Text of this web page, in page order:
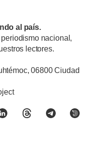
al país.
nacional,
lectores.
06800 Ciudad